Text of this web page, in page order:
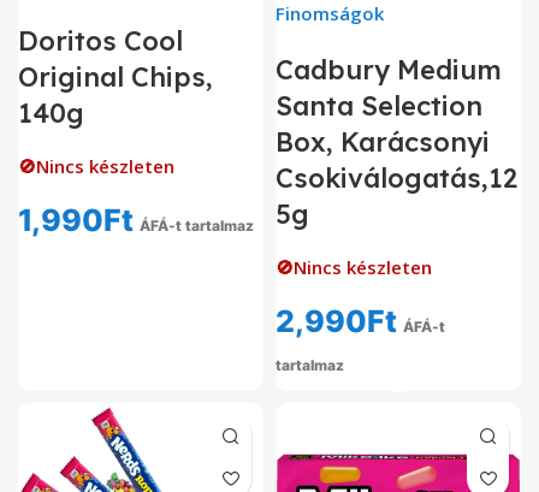
Doritos Cool
Original Chips,
140g
🚫Nincs készleten
1,990Ft ÁFÁ-t tartalmaz
Finomságok
Cadbury Medium
Santa Selection
Box, Karácsonyi
Csokiválogatás,12
5g
🚫Nincs készleten
2,990Ft ÁFÁ-t
tartalmaz